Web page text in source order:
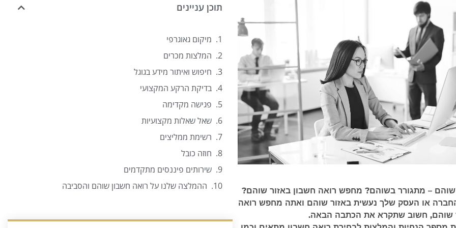
שוהם – מתגורר בשוהם? מחפש רואה חשבון באזור שוהם?
או העסק שלך נעשית באזור שוהם ואתה מחפש רואה
שוהם, חשוב שתקרא את הכתבה הבאה.
תוכן עניינים
מיקום גאוגרפי
המלצות מכרים
חיפוש ואיתור מידע בגוגל
בדיקת הרקע המקצועי
פגישה מקדימה
שאל שאלות מקצועיות
רשימת ממליצים
חוזה כובל
שירותים פיננסים מתקדמים
ההמלצה שלנו על רואה חשבון שוהם והסביבה